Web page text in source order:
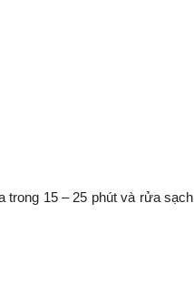
trong 15 – 25 phút và rửa sạch